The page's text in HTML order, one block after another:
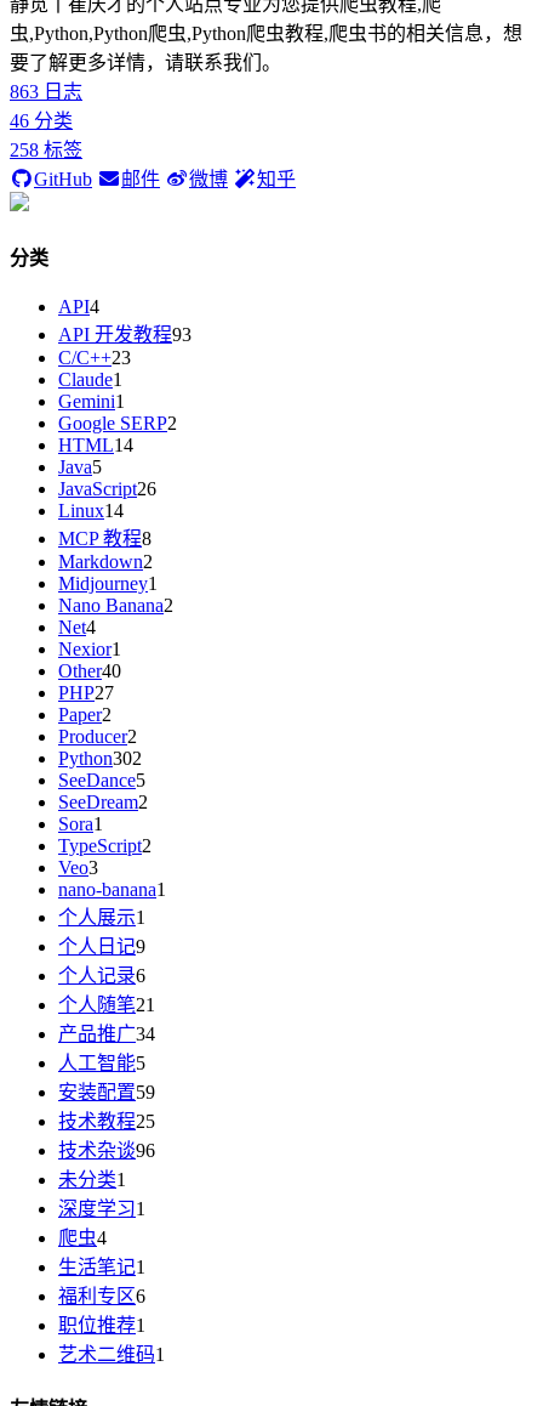
虫,Python,Python爬虫,Python爬虫教程,爬虫书的相关信息，想
要了解更多详情，请联系我们。
863 日志
46 分类
258 标签
GitHub
邮件 微博 知乎
分类
API4
API 开发教程93
C/C++23
Claude1
Gemini1
Google SERP2
HTML14
Java5
JavaScript26
Linux14
MCP 教程8
Markdown2
Midjourney1
Nano Banana2
Net4
Nexior1
Other40
PHP27
Paper2
Producer2
Python302
SeeDance5
SeeDream2
Sora1
TypeScript2
Veo3
nano-banana1
个人展示1
个人日记9
个人记录6
个人随笔21
产品推广34
人工智能5
安装配置59
技术教程25
技术杂谈96
未分类1
深度学习1
爬虫4
生活笔记1
福利专区6
职位推荐1
艺术二维码1